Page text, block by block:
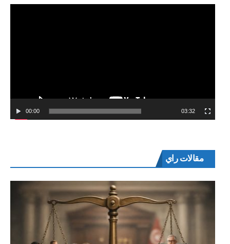
00:00 03:32
مقالات راي